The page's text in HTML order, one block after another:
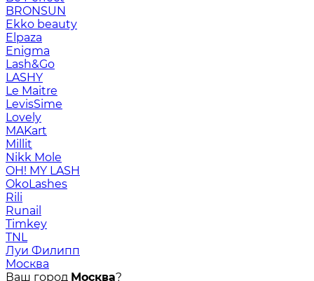
BRONSUN
Ekko beauty
Elpaza
Enigma
Lash&Go
LASHY
Le Maitre
LevisSime
Lovely
MAKart
Millit
Nikk Mole
OH! MY LASH
OkoLashes
Rili
Runail
Timkey
TNL
Луи Филипп
Москва
Ваш город Москва?